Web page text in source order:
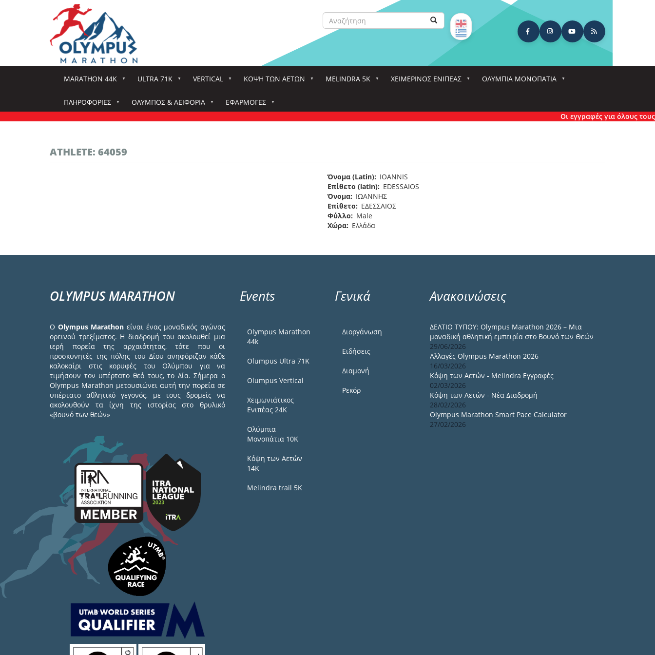
Search
Αναζήτηση Αναζήτηση
MARATHON 44K ULTRA 71K VERTICAL ΚΌΨΗ ΤΩΝ ΑΕΤΏΝ MELINDRA 5K ΧΕΙΜΕΡΙΝΟΣ ΕΝΙΠΕΑΣ ΟΛΎΜΠΙΑ ΜΟΝΟΠΆΤΙΑ
ΠΛΗΡΟΦΟΡΊΕΣ ΌΛΥΜΠΟΣ & ΑΕΙΦΟΡΊΑ
ΕΦΑΡΜΟΓΈΣ
Οι εγγραφές για όλους τους
ATHLETE: 64059
Όνομα (Latin)
IOANNIS
Επίθετο (latin)
EDESSAIOS
Όνομα
ΙΩΑΝΝΗΣ
Επίθετο
ΕΔΕΣΣΑΙΟΣ
Φύλλο
Male
Χώρα
Ελλάδα
OLYMPUS MARATHON
Ο Olympus Marathon είναι ένας μοναδικός αγώνας
ορεινού τρεξίματος. Η διαδρομή του ακολουθεί μια
ιερή πορεία της αρχαιότητας, τότε που οι
προσκυνητές της πόλης του Δίου ανηφόριζαν κάθε
καλοκαίρι στις κορυφές του Ολύμπου για να
τιμήσουν τον υπέρτατο θεό τους, το Δία. Σήμερα ο
Olympus Marathon μετουσιώνει αυτή την πορεία σε
υπέρτατο αθλητικό γεγονός, με τους δρομείς να
ακολουθούν τα ίχνη της ιστορίας στο θρυλικό
«βουνό των θεών»
Events
Olympus Marathon
44k
Olumpus Ultra 71K
Olumpus Vertical
Χειμωνιάτικος
Ενιπέας 24Κ
Ολύμπια
Μονοπάτια 10Κ
Κόψη των Αετών
14Κ
Melindra trail 5Κ
Γενικά
Διοργάνωση
Ειδήσεις
Διαμονή
Ρεκόρ
Ανακοινώσεις
ΔΕΛΤΙΟ ΤΥΠΟΥ: Olympus Marathon 2026 – Μια
μοναδική αθλητική εμπειρία στο Βουνό των Θεών
29/06/2026
Αλλαγές Olympus Marathon 2026
16/03/2026
Κόψη των Αετών - Melindra Εγγραφές
02/03/2026
Κόψη των Αετών - Νέα Διαδρομή
28/02/2026
Olympus Marathon Smart Pace Calculator
27/02/2026